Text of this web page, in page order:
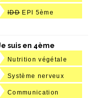
IDD EPI 5ème
suis en 4ème
Nutrition végétale
Système nerveux
Communication